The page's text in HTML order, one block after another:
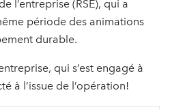
l’entreprise (RSE), qui a
période des animations
durable.
qui s’est engagé à
à l’issue de l’opération!